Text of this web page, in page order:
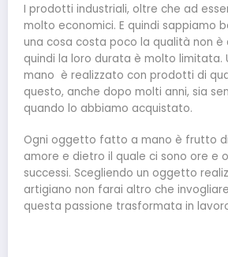
I prodotti industriali, oltre che ad
molto economici. E quindi sappiamo
una cosa costa poco la qualità non è
quindi la loro durata è molto
mano è realizzato con prodotti di
questo, anche dopo molti anni, sia
quando lo abbiamo acquistato.
Ogni oggetto fatto a mano è frutto
amore e dietro il quale ci sono ore e
successi. Scegliendo un oggetto
artigiano non farai altro che
questa passione trasformata in